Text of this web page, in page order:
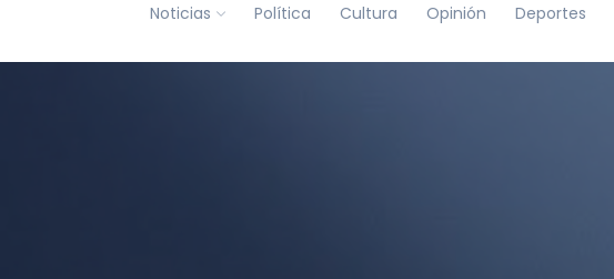
Noticias Política Cultura Opinión Deportes